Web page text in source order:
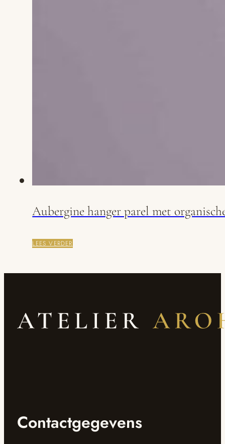
Aubergine hanger parel met
LEES VERDER
Contactgegevens